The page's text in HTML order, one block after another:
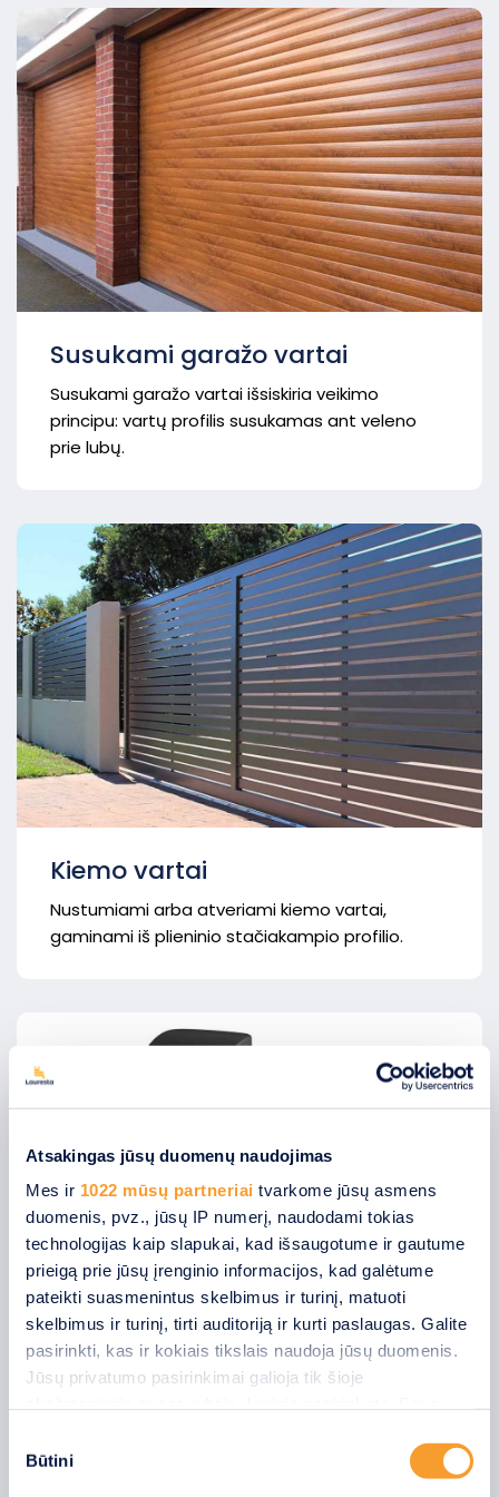
Atsakingas jūsų duomenų naudojimas
Mes ir 1022 mūsų partneriai tvarkome jūsų asmens
duomenis, pvz., jūsų IP numerį, naudodami tokias
technologijas kaip slapukai, kad išsaugotume ir gautume
prieigą prie jūsų įrenginio informacijos, kad galėtume
pateikti suasmenintus skelbimus ir turinį, matuoti
skelbimus ir turinį, tirti auditoriją ir kurti paslaugas. Galite
pasirinkti, kas ir kokiais tikslais naudoja jūsų duomenis.
Jūsų privatumo pasirinkimai galioja tik šioje
nuorodą į poraštę arba piktogramą „Privatumo trigeris“.
pasirinkimas
Būtini
Susukami garažo vartai
Susukami garažo vartai išsiskiria veikimo
principu: vartų profilis susukamas ant veleno
prie lubų.
Kiemo vartai
Nustumiami arba atveriami kiemo vartai,
gaminami iš plieninio stačiakampio profilio.
Kelio užtvarai (šlagbaumai)
aptarnavimas.